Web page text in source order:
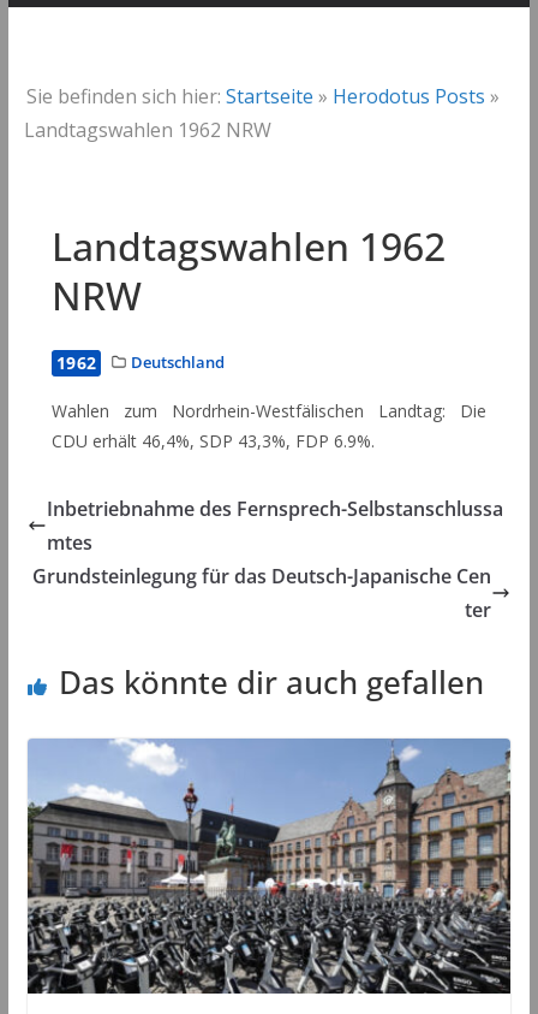
Sie befinden sich hier: Startseite » Herodotus Posts »
Landtagswahlen 1962 NRW
Landtagswahlen 1962
NRW
1962 Deutschland
Wahlen zum Nordrhein-Westfälischen Landtag: Die
CDU erhält 46,4%, SDP 43,3%, FDP 6.9%.
Inbetriebnahme des Fernsprech-Selbstanschlussa
mtes
Grundsteinlegung für das Deutsch-Japanische Cen
ter
Das könnte dir auch gefallen